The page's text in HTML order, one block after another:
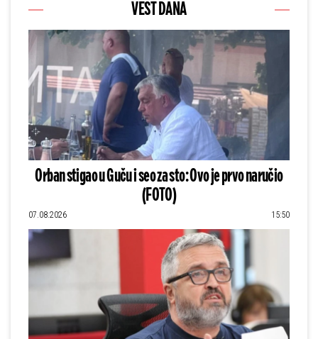
VEST DANA
Orban stigao u Guču i seo za sto: Ovo je prvo naručio
(FOTO)
07.08.2026 15:50